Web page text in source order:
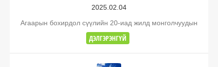
2025.02.04
Агаарын бохирдол сүүлийн 20-иад жилд монголчуудын
ДЭЛГЭРЭНГҮЙ